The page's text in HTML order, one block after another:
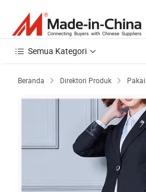
Semua Kategori
Beranda  Direktori Produk 